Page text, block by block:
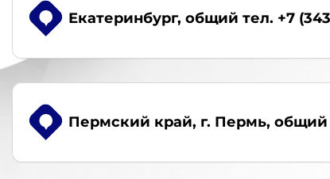
Екатеринбург, общий тел. +7
Пермский край, г. Пермь, общий